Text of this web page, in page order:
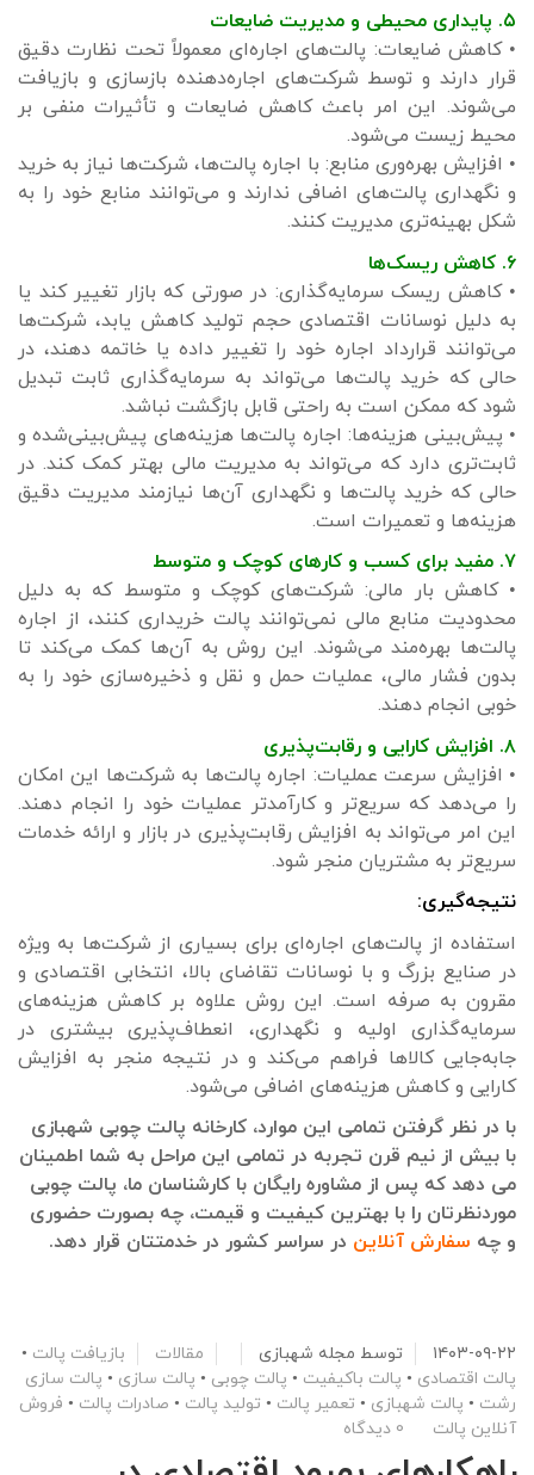
۵. پایداری محیطی و مدیریت ضایعات
• کاهش ضایعات: پالت‌های اجاره‌ای معمولاً تحت نظارت دقیق
قرار دارند و توسط شرکت‌های اجاره‌دهنده بازسازی و بازیافت
می‌شوند. این امر باعث کاهش ضایعات و تأثیرات منفی بر
محیط زیست می‌شود.
• افزایش بهره‌وری منابع: با اجاره پالت‌ها، شرکت‌ها نیاز به خرید
و نگهداری پالت‌های اضافی ندارند و می‌توانند منابع خود را به
شکل بهینه‌تری مدیریت کنند.
۶. کاهش ریسک‌ها
• کاهش ریسک سرمایه‌گذاری: در صورتی که بازار تغییر کند یا
به دلیل نوسانات اقتصادی حجم تولید کاهش یابد، شرکت‌ها
می‌توانند قرارداد اجاره خود را تغییر داده یا خاتمه دهند، در
حالی که خرید پالت‌ها می‌تواند به سرمایه‌گذاری ثابت تبدیل
شود که ممکن است به راحتی قابل بازگشت نباشد.
• پیش‌بینی هزینه‌ها: اجاره پالت‌ها هزینه‌های پیش‌بینی‌شده و
ثابت‌تری دارد که می‌تواند به مدیریت مالی بهتر کمک کند. در
حالی که خرید پالت‌ها و نگهداری آن‌ها نیازمند مدیریت دقیق
هزینه‌ها و تعمیرات است.
۷. مفید برای کسب و کارهای کوچک و متوسط
• کاهش بار مالی: شرکت‌های کوچک و متوسط که به دلیل
محدودیت منابع مالی نمی‌توانند پالت خریداری کنند، از اجاره
پالت‌ها بهره‌مند می‌شوند. این روش به آن‌ها کمک می‌کند تا
بدون فشار مالی، عملیات حمل و نقل و ذخیره‌سازی خود را به
خوبی انجام دهند.
۸. افزایش کارایی و رقابت‌پذیری
• افزایش سرعت عملیات: اجاره پالت‌ها به شرکت‌ها این امکان
را می‌دهد که سریع‌تر و کارآمدتر عملیات خود را انجام دهند.
این امر می‌تواند به افزایش رقابت‌پذیری در بازار و ارائه خدمات
سریع‌تر به مشتریان منجر شود.
نتیجه‌گیری:
استفاده از پالت‌های اجاره‌ای برای بسیاری از شرکت‌ها به ویژه
در صنایع بزرگ و با نوسانات تقاضای بالا، انتخابی اقتصادی و
مقرون به صرفه است. این روش علاوه بر کاهش هزینه‌های
سرمایه‌گذاری اولیه و نگهداری، انعطاف‌پذیری بیشتری در
جابه‌جایی کالاها فراهم می‌کند و در نتیجه منجر به افزایش
کارایی و کاهش هزینه‌های اضافی می‌شود.
با در نظر گرفتن تمامی این موارد، کارخانه پالت چوبی شهبازی
با بیش از نیم قرن تجربه در تمامی این مراحل به شما اطمینان
می دهد که پس از مشاوره رایگان با کارشناسان ما، پالت چوبی
موردنظرتان را با بهترین کیفیت و قیمت، چه بصورت حضوری
و چه سفارش آنلاین در سراسر کشور در خدمتتان قرار دهد.
۱۴۰۳-۰۹-۲۲ توسط مجله شهبازی مقالات بازیافت پالت •
پالت اقتصادی • پالت باکیفیت • پالت چوبی • پالت سازی • پالت سازی
رشت • پالت شهبازی • تعمیر پالت • تولید پالت • صادرات پالت • فروش
آنلاین پالت
0 دیدگاه